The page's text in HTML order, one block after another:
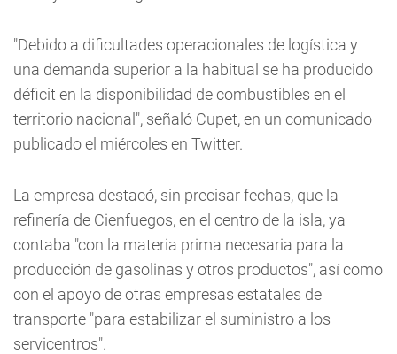
"Debido a dificultades operacionales de logística y
una demanda superior a la habitual se ha producido
déficit en la disponibilidad de combustibles en el
territorio nacional", señaló Cupet, en un comunicado
publicado el miércoles en Twitter.
La empresa destacó, sin precisar fechas, que la
refinería de Cienfuegos, en el centro de la isla, ya
contaba "con la materia prima necesaria para la
producción de gasolinas y otros productos", así como
con el apoyo de otras empresas estatales de
transporte "para estabilizar el suministro a los
servicentros".